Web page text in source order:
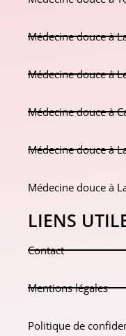
Médecine douce à
Médecine douce à
Médecine douce à
Médecine douce à
Médecine douce à
LIENS
Contact
Mentions légales
Politique de